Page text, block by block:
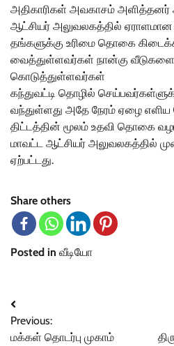
அதிகாரிகள் அவகாசம் அளித்தனர்
ஆட்சியர் அலுவலகத்தில்
தங்களுக்கு உரிமை தொகை
வைத்துள்ளவர்கள் நான்கு
கொடுத்துள்ளவர்கள்
கந்துவட்டி தொழில்
வந்துள்ளது அதே நேரம் ஏழை
திட்டத்தின் மூலம் உதவி தொகை
மாவட்ட ஆட்சியர் அலுவலகத்தில்
ஏற்பட்டது.
Share others
Posted in வீடியோ
Post
navigation
Previous:
மக்கள் தொடர்பு முகாம்